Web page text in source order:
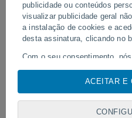
publicidade ou conteúdos
visualizar publicidade geral
a instalação de cookies e
desta assinatura, clicando no
Com o seu consentimento,
utilizamos cookies,
semelhantes para armazenar,
IP e identificadores de
fornecedores possam
ACEITAR E
Alerta ao Centro-Sul: temporais,
vendavais e muito frio
Siga-nos